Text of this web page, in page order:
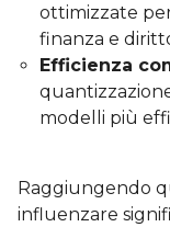
ottimizzate
finanza e
Efficienza
modelli più
Raggiungendo
influenzare